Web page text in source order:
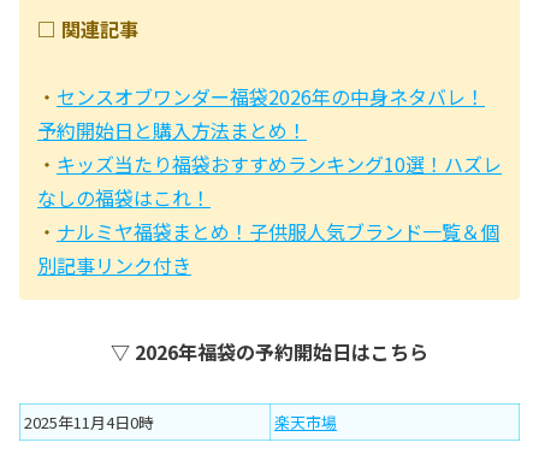
□ 関連記事
・ センスオブワンダー福袋2026年の中身ネタバレ！
予約開始日と購入方法まとめ！
・ キッズ当たり福袋おすすめランキング10選！ハズレ
なしの福袋はこれ！
・ ナルミヤ福袋まとめ！子供服人気ブランド一覧＆個
別記事リンク付き
▽ 2026年福袋の予約開始日はこちら
2025年11月4日0時 楽天市場